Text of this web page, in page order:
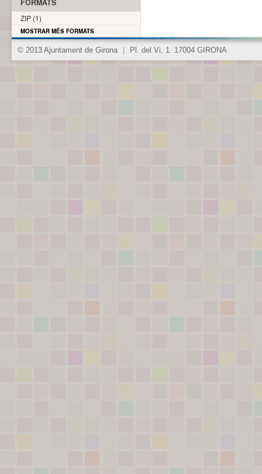
FORMATS
ZIP (1)
MOSTRAR MÉS FORMATS
© 2013 Ajuntament de Girona Pl. del Vi, 1. 17004 GIRONA